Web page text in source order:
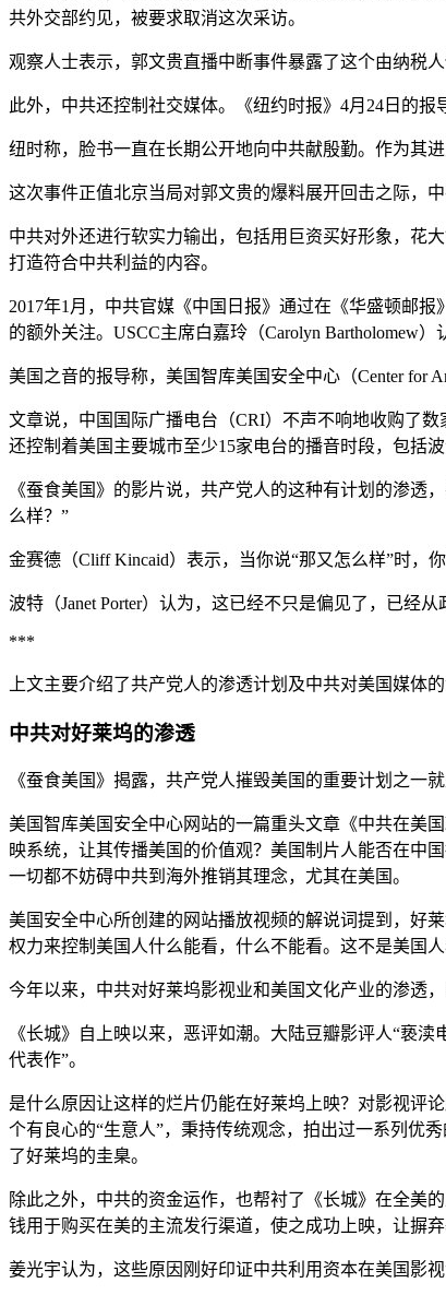
共外交部约见，被要求取消这次采访。
观察人士表示，郭文贵直播中断事件暴露了这个由纳税
此外，中共还控制社交媒体。《纽约时报》4月24日的报
纽时称，脸书一直在长期公开地向中共献殷勤。作为其
这次事件正值北京当局对郭文贵的爆料展开回击之际，
中共对外还进行软实力输出，包括用巨资买好形象，花
打造符合中共利益的内容。
2017年1月，中共官媒《中国日报》通过在《华盛顿邮
的额外关注。USCC主席白嘉玲（Carolyn Bartholomew
美国之音的报导称，美国智库美国安全中心（Center for
文章说，中国国际广播电台（CRI）不声不响地收购了
还控制着美国主要城市至少15家电台的播音时段，包括
《蚕食美国》的影片说，共产党人的这种有计划的渗透
么样？”
金赛德（Cliff Kincaid）表示，当你说“那又怎么样”时，
波特（Janet Porter）认为，这已经不只是偏见了，已经从
***
上文主要介绍了共产党人的渗透计划及中共对美国媒体
中共对好莱坞的渗透
《蚕食美国》揭露，共产党人摧毁美国的重要计划之一
美国智库美国安全中心网站的一篇重头文章《中共在美
映系统，让其传播美国的价值观？美国制片人能否在中
一切都不妨碍中共到海外推销其理念，尤其在美国。
美国安全中心所创建的网站播放视频的解说词提到，好
权力来控制美国人什么能看，什么不能看。这不是美国人
今年以来，中共对好莱坞影视业和美国文化产业的渗透
《长城》自上映以来，恶评如潮。大陆豆瓣影评人“亵
代表作”。
是什么原因让这样的烂片仍能在好莱坞上映？对影视评
个有良心的“生意人”，秉持传统观念，拍出过一系列优
了好莱坞的圭臬。
除此之外，中共的资金运作，也帮衬了《长城》在全美
钱用于购买在美的主流发行渠道，使之成功上映，让摒
姜光宇认为，这些原因刚好印证中共利用资本在美国影视